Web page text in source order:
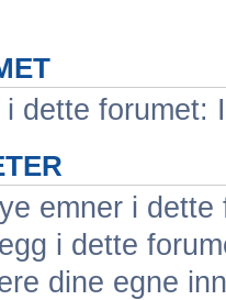
dette
emner i dette
i dette
dine egne